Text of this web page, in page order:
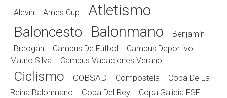
Alevín Ames Cup Atletismo
Baloncesto Balonmano
Benjamín
Breogán
Campus De Fútbol
Campus Deportivo
Mauro Silva
Campus Vacaciones Verano
Ciclismo COBSAD Compostela
Copa De La
Reina Balonmano
Copa Del Rey
Copa Galicia FSF